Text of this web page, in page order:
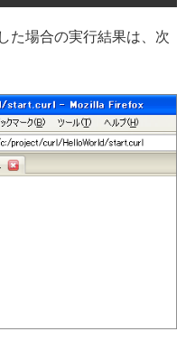
た場合の実行結果は、次